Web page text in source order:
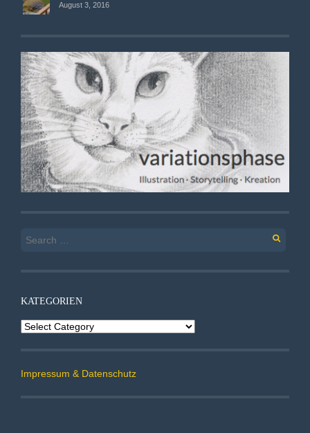
August 3, 2016
Search
KATEGORIEN
Kategorien
Impressum & Datenschutz